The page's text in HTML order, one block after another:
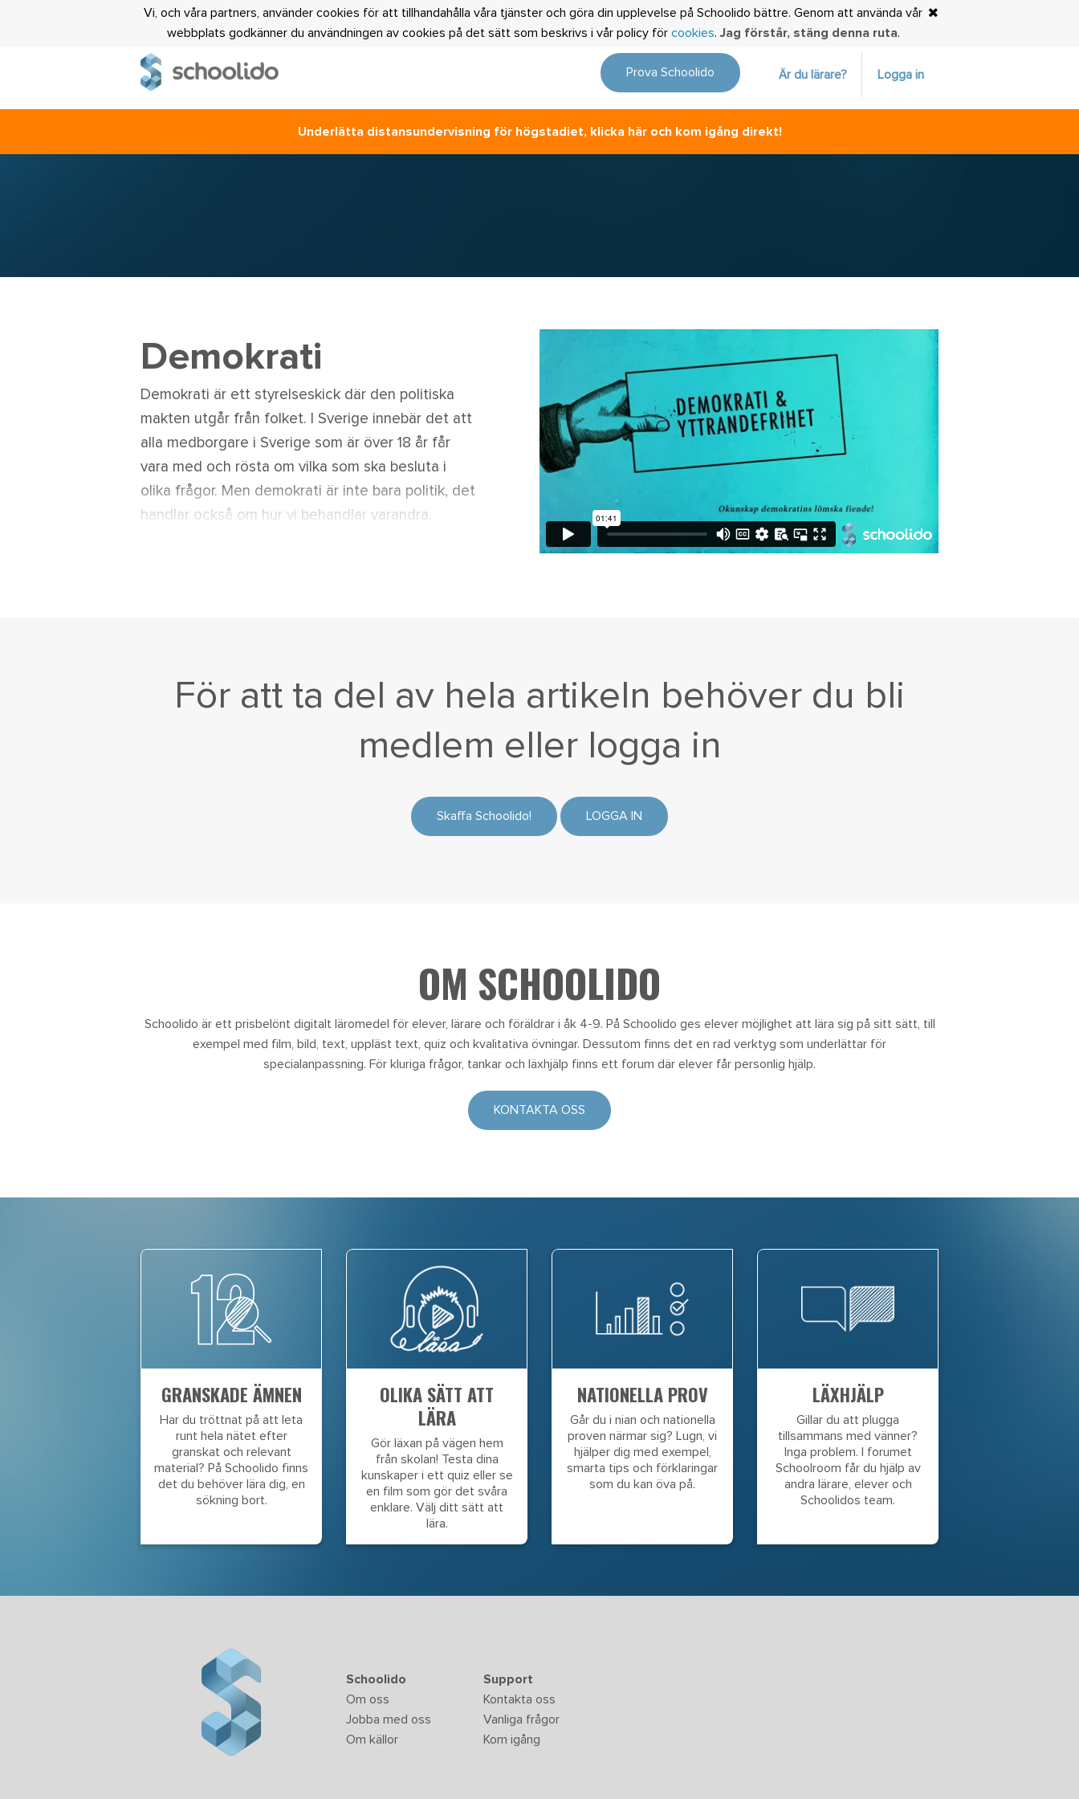
Vi, och våra partners, använder cookies för att tillhandahålla våra tjänster och göra din upplevelse på Schoolido bättre. Genom att använda vår
webbplats godkänner du användningen av cookies på det sätt som beskrivs i vår policy för cookies. Jag förstår, stäng denna ruta.
Prova Schoolido Är du lärare? Logga in
Underlätta distansundervisning för högstadiet, klicka här och kom igång direkt!
Demokrati
Demokrati är ett styrelseskick där den politiska
makten utgår från folket. I Sverige innebär det att
alla medborgare i Sverige som är över 18 år får
vara med och rösta om vilka som ska besluta i
olika frågor. Men demokrati är inte bara politik, det
handlar också om hur vi behandlar varandra.
För att ta del av hela artikeln behöver du bli
medlem eller logga in
Skaffa Schoolido! LOGGA IN
OM SCHOOLIDO
Schoolido är ett prisbelönt digitalt läromedel för elever, lärare och föräldrar i åk 4-9. På Schoolido ges elever möjlighet att lära sig på sitt sätt, till
exempel med film, bild, text, uppläst text, quiz och kvalitativa övningar. Dessutom finns det en rad verktyg som underlättar för
specialanpassning. För kluriga frågor, tankar och läxhjälp finns ett forum där elever får personlig hjälp.
KONTAKTA OSS
GRANSKADE ÄMNEN
Har du tröttnat på att leta
runt hela nätet efter
granskat och relevant
material? På Schoolido finns
det du behöver lära dig, en
sökning bort.
OLIKA SÄTT ATT
LÄRA
Gör läxan på vägen hem
från skolan! Testa dina
kunskaper i ett quiz eller se
en film som gör det svåra
enklare. Välj ditt sätt att
lära.
NATIONELLA PROV
Går du i nian och nationella
proven närmar sig? Lugn, vi
hjälper dig med exempel,
smarta tips och förklaringar
som du kan öva på.
LÄXHJÄLP
Gillar du att plugga
tillsammans med vänner?
Inga problem. I forumet
Schoolroom får du hjälp av
andra lärare, elever och
Schoolidos team.
Schoolido
Om oss
Jobba med oss
Om källor
Support
Kontakta oss
Vanliga frågor
Kom igång